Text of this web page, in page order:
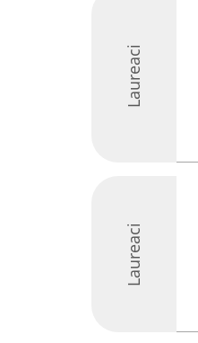
Laureaci
Laureaci